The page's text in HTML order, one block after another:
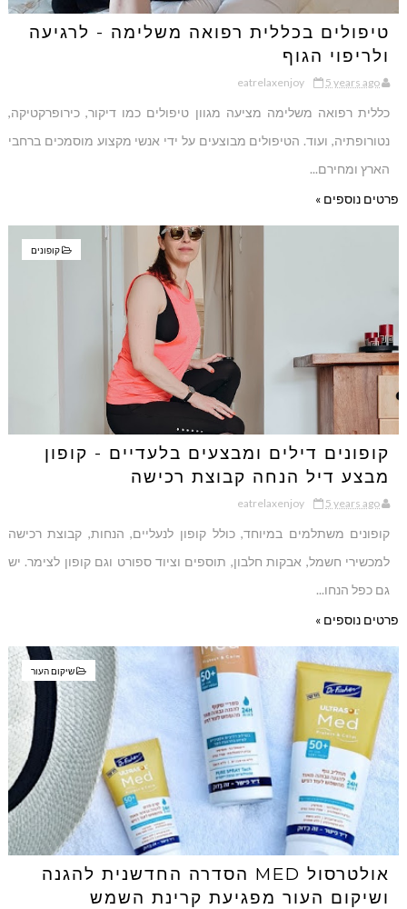
טיפולים בכללית רפואה משלימה - לרגיעה
ולריפוי הגוף
eatrelaxenjoy 5 years ago
כללית רפואה משלימה מציעה מגוון טיפולים כמו דיקור, כירופרקטיקה,
נטורופתיה, ועוד. הטיפולים מבוצעים על ידי אנשי מקצוע מוסמכים ברחבי
הארץ ומחירם...
פרטים נוספים »
קופונים
קופונים דילים ומבצעים בלעדיים - קופון
מבצע דיל הנחה קבוצת רכישה
eatrelaxenjoy 5 years ago
קופונים משתלמים במיוחד, כולל קופון לנעליים, הנחות, קבוצת רכישה
למכשירי חשמל, אבקות חלבון, תוספים וציוד ספורט וגם קופון לצימר. יש
גם כפל הנחו...
פרטים נוספים »
שיקום העור
אולטרסול MED הסדרה החדשנית להגנה
ושיקום העור מפגיעת קרינת השמש